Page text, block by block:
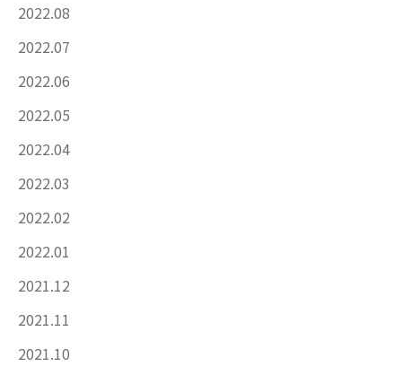
2022.08
2022.07
2022.06
2022.05
2022.04
2022.03
2022.02
2022.01
2021.12
2021.11
2021.10